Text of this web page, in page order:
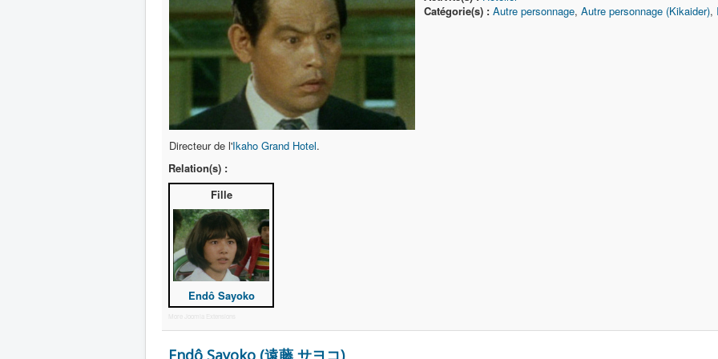
Catégorie(s) : Autre personnage,Autre personnage (Kikaider),
Directeur de l'Ikaho Grand Hotel.
Relation(s) :
Fille
Endô Sayoko
More Joomla Extensions
Endô Sayoko (遠藤 サヨコ)